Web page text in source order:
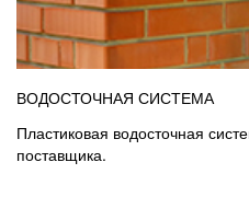
ВОДОСТОЧНАЯ СИСТЕМА
Пластиковая водосточная
поставщика.